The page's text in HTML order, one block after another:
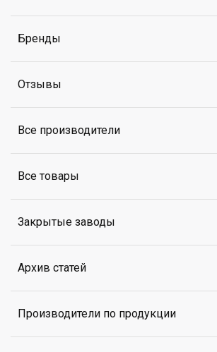
Бренды
Отзывы
Все производители
Все товары
Закрытые заводы
Архив статей
Производители по продукции